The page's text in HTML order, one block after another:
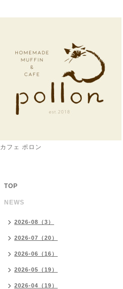
カフェ ポロン
TOP
NEWS
2026-08（3）
2026-07（20）
2026-06（16）
2026-05（19）
2026-04（19）